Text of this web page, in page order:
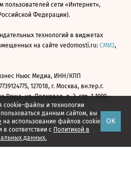
cookie-файлы и технологии
данным сайтом, вы
на использование файлов cookie
соответствии с Политикой в
данных.
ОК
пользователей сети «Интернет»,
Федерации).
технологий в виджетах
на сайте vedomosti.ru: СМИ2,
Ньюс Медиа, ИНН/КПП
127018, г. Москва, вн.тер.г.
Роща, ул. Полковая, д. 3, стр. 1 1999—